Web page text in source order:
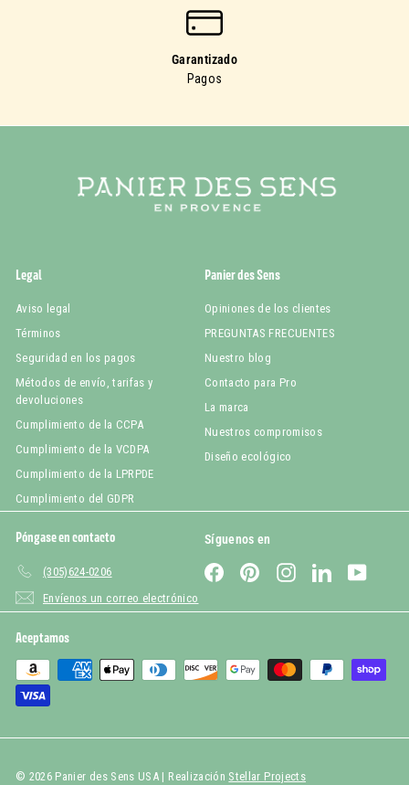
Garantizado
Pagos
Legal
Aviso legal
Términos
Seguridad en los pagos
Métodos de envío, tarifas y
devoluciones
Cumplimiento de la CCPA
Cumplimiento de la VCDPA
Cumplimiento de la LPRPDE
Cumplimiento del GDPR
Panier des Sens
Opiniones de los clientes
PREGUNTAS FRECUENTES
Nuestro blog
Contacto para Pro
La marca
Nuestros compromisos
Diseño ecológico
Póngase en contacto
(305)624-0206
Envíenos un correo electrónico
Síguenos en
FacebookPinterestInstagramLinkedIn
Aceptamos
© 2026 Panier des Sens USA | Realización Stellar Projects